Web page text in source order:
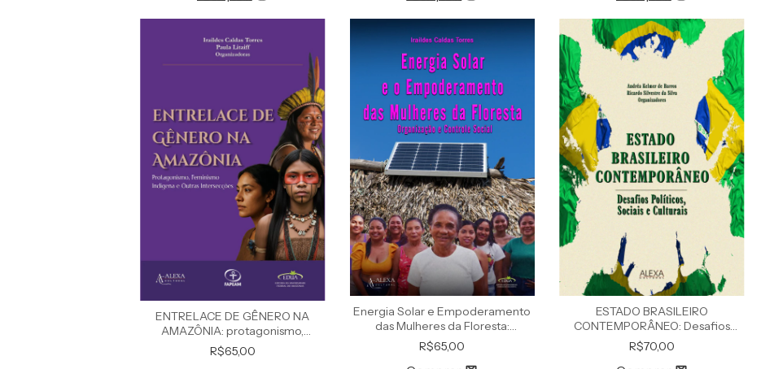
ENTRELACE DE GÊNERO NA
AMAZÔNIA: protagonismo,
feminismo indígena e outras
intersecções
R$65,00
Energia Solar e Empoderamento
das Mulheres da Floresta:
Organização e Controle Social
R$65,00
ESTADO BRASILEIRO
CONTEMPORÂNEO: Desafios
Políticos, Sociais e Culturais
R$70,00